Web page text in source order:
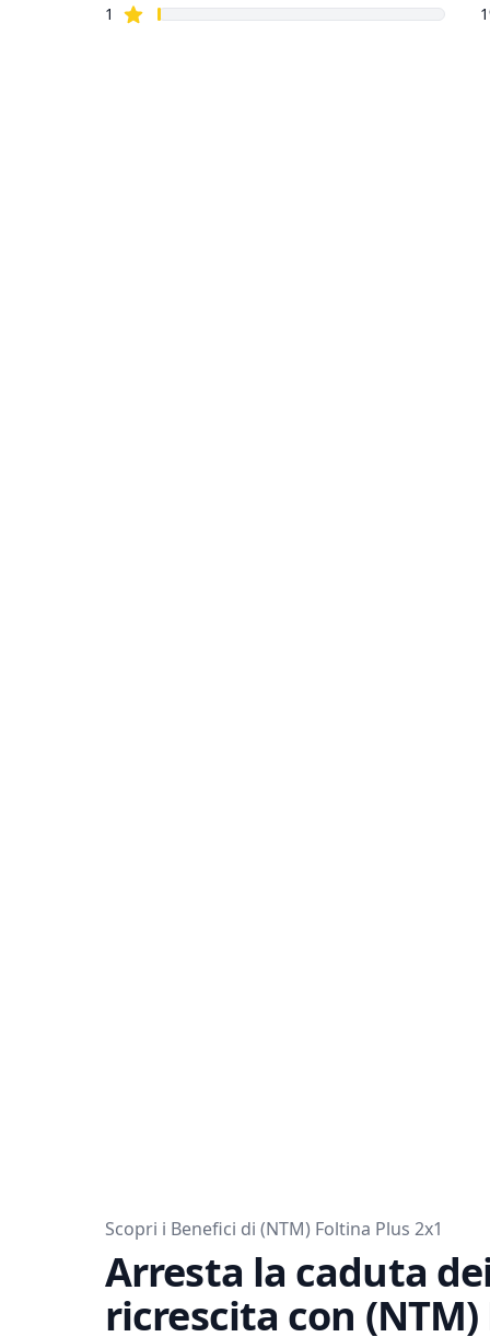
1
Stelle recensioni 1
Scopri i Benefici di (NTM) Foltina Plus 2x1
Arresta la caduta
ricrescita con